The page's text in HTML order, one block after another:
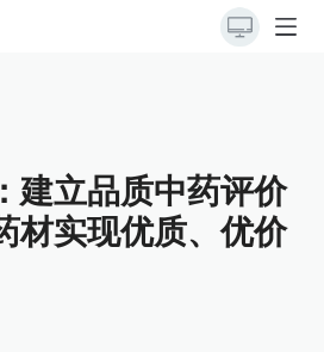
建立品质中药评价
材实现优质、优价